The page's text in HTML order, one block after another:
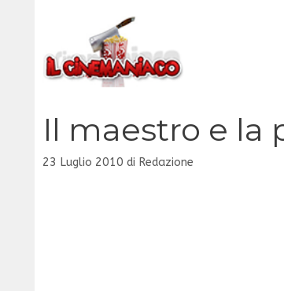
contenuto
Il maestro e la
23 Luglio 2010 di Redazione